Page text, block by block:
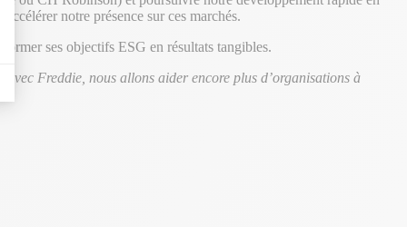
notre présence sur ces marchés.
ses objectifs ESG en résultats tangibles.
Freddie, nous allons aider encore plus d’organisations à